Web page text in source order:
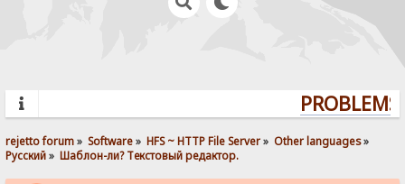
rejetto forum» Software» HFS ~ HTTP File Server» Other languages»
Pусский» Шаблон-ли? Текстовый редактор.